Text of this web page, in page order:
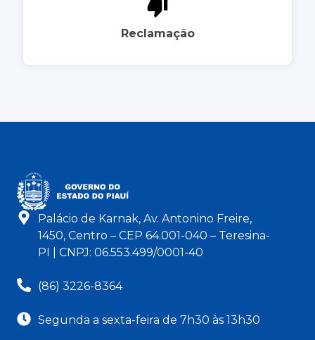
Reclamação
Palácio de Karnak, Av. Antonino Freire,
1450, Centro – CEP 64.001-040 – Teresina-
PI | CNPJ: 06.553.499/0001-40
(86) 3226-8364
Segunda a sexta-feira de 7h30 às 13h30